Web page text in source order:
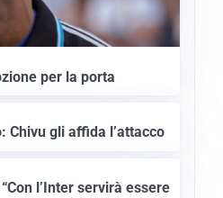
per la porta
Chivu gli affida l’attacco
l’Inter servirà essere